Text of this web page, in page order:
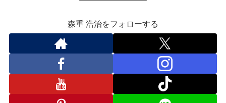
森重 浩治をフォローする